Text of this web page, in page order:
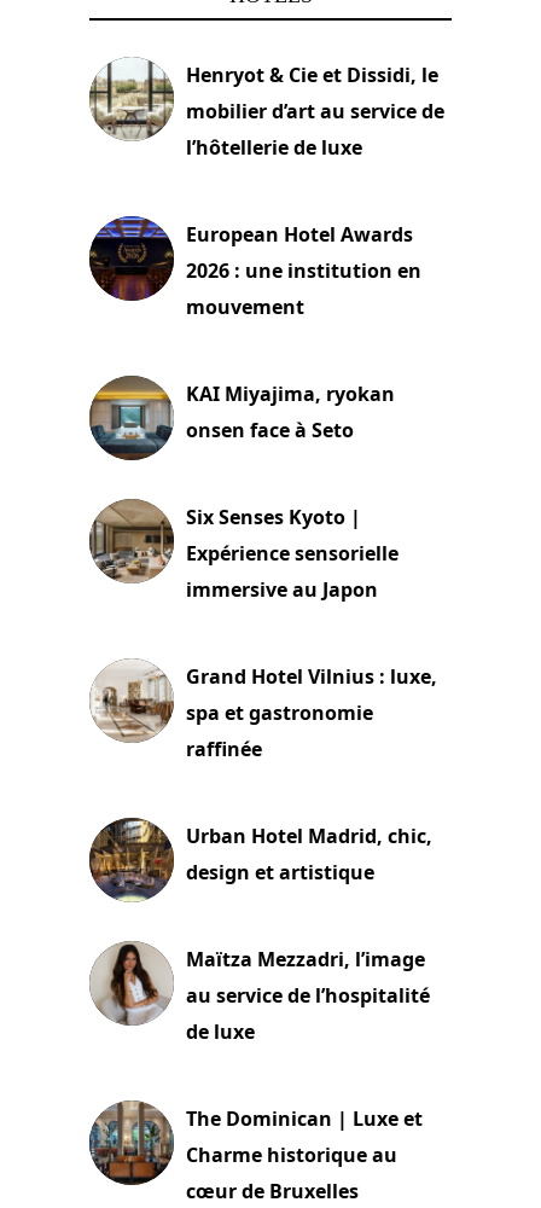
Henryot & Cie et Dissidi, le
mobilier d’art au service de
l’hôtellerie de luxe
European Hotel Awards
2026 : une institution en
mouvement
KAI Miyajima, ryokan
onsen face à Seto
Six Senses Kyoto |
Expérience sensorielle
immersive au Japon
Grand Hotel Vilnius : luxe,
spa et gastronomie
raffinée
Urban Hotel Madrid, chic,
design et artistique
Maïtza Mezzadri, l’image
au service de l’hospitalité
de luxe
The Dominican | Luxe et
Charme historique au
cœur de Bruxelles